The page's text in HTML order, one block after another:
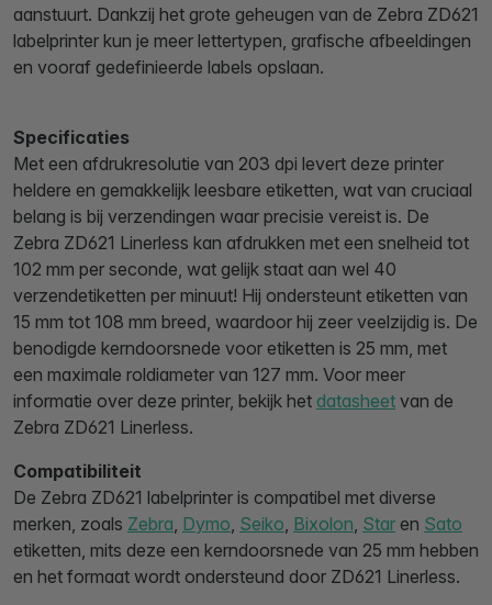
aanstuurt. Dankzij het grote geheugen van de Zebra ZD621
labelprinter kun je meer lettertypen, grafische afbeeldingen
en vooraf gedefinieerde labels opslaan.
Specificaties
Met een afdrukresolutie van 203 dpi levert deze printer
heldere en gemakkelijk leesbare etiketten, wat van cruciaal
belang is bij verzendingen waar precisie vereist is. De
Zebra ZD621 Linerless kan afdrukken met een snelheid tot
102 mm per seconde, wat gelijk staat aan wel 40
verzendetiketten per minuut! Hij ondersteunt etiketten van
15 mm tot 108 mm breed, waardoor hij zeer veelzijdig is. De
benodigde kerndoorsnede voor etiketten is 25 mm, met
een maximale roldiameter van 127 mm. Voor meer
informatie over deze printer, bekijk het datasheet van de
Zebra ZD621 Linerless.
Compatibiliteit
De Zebra ZD621 labelprinter is compatibel met diverse
merken, zoals Zebra, Dymo, Seiko, Bixolon, Star en Sato
etiketten, mits deze een kerndoorsnede van 25 mm hebben
en het formaat wordt ondersteund door ZD621 Linerless.